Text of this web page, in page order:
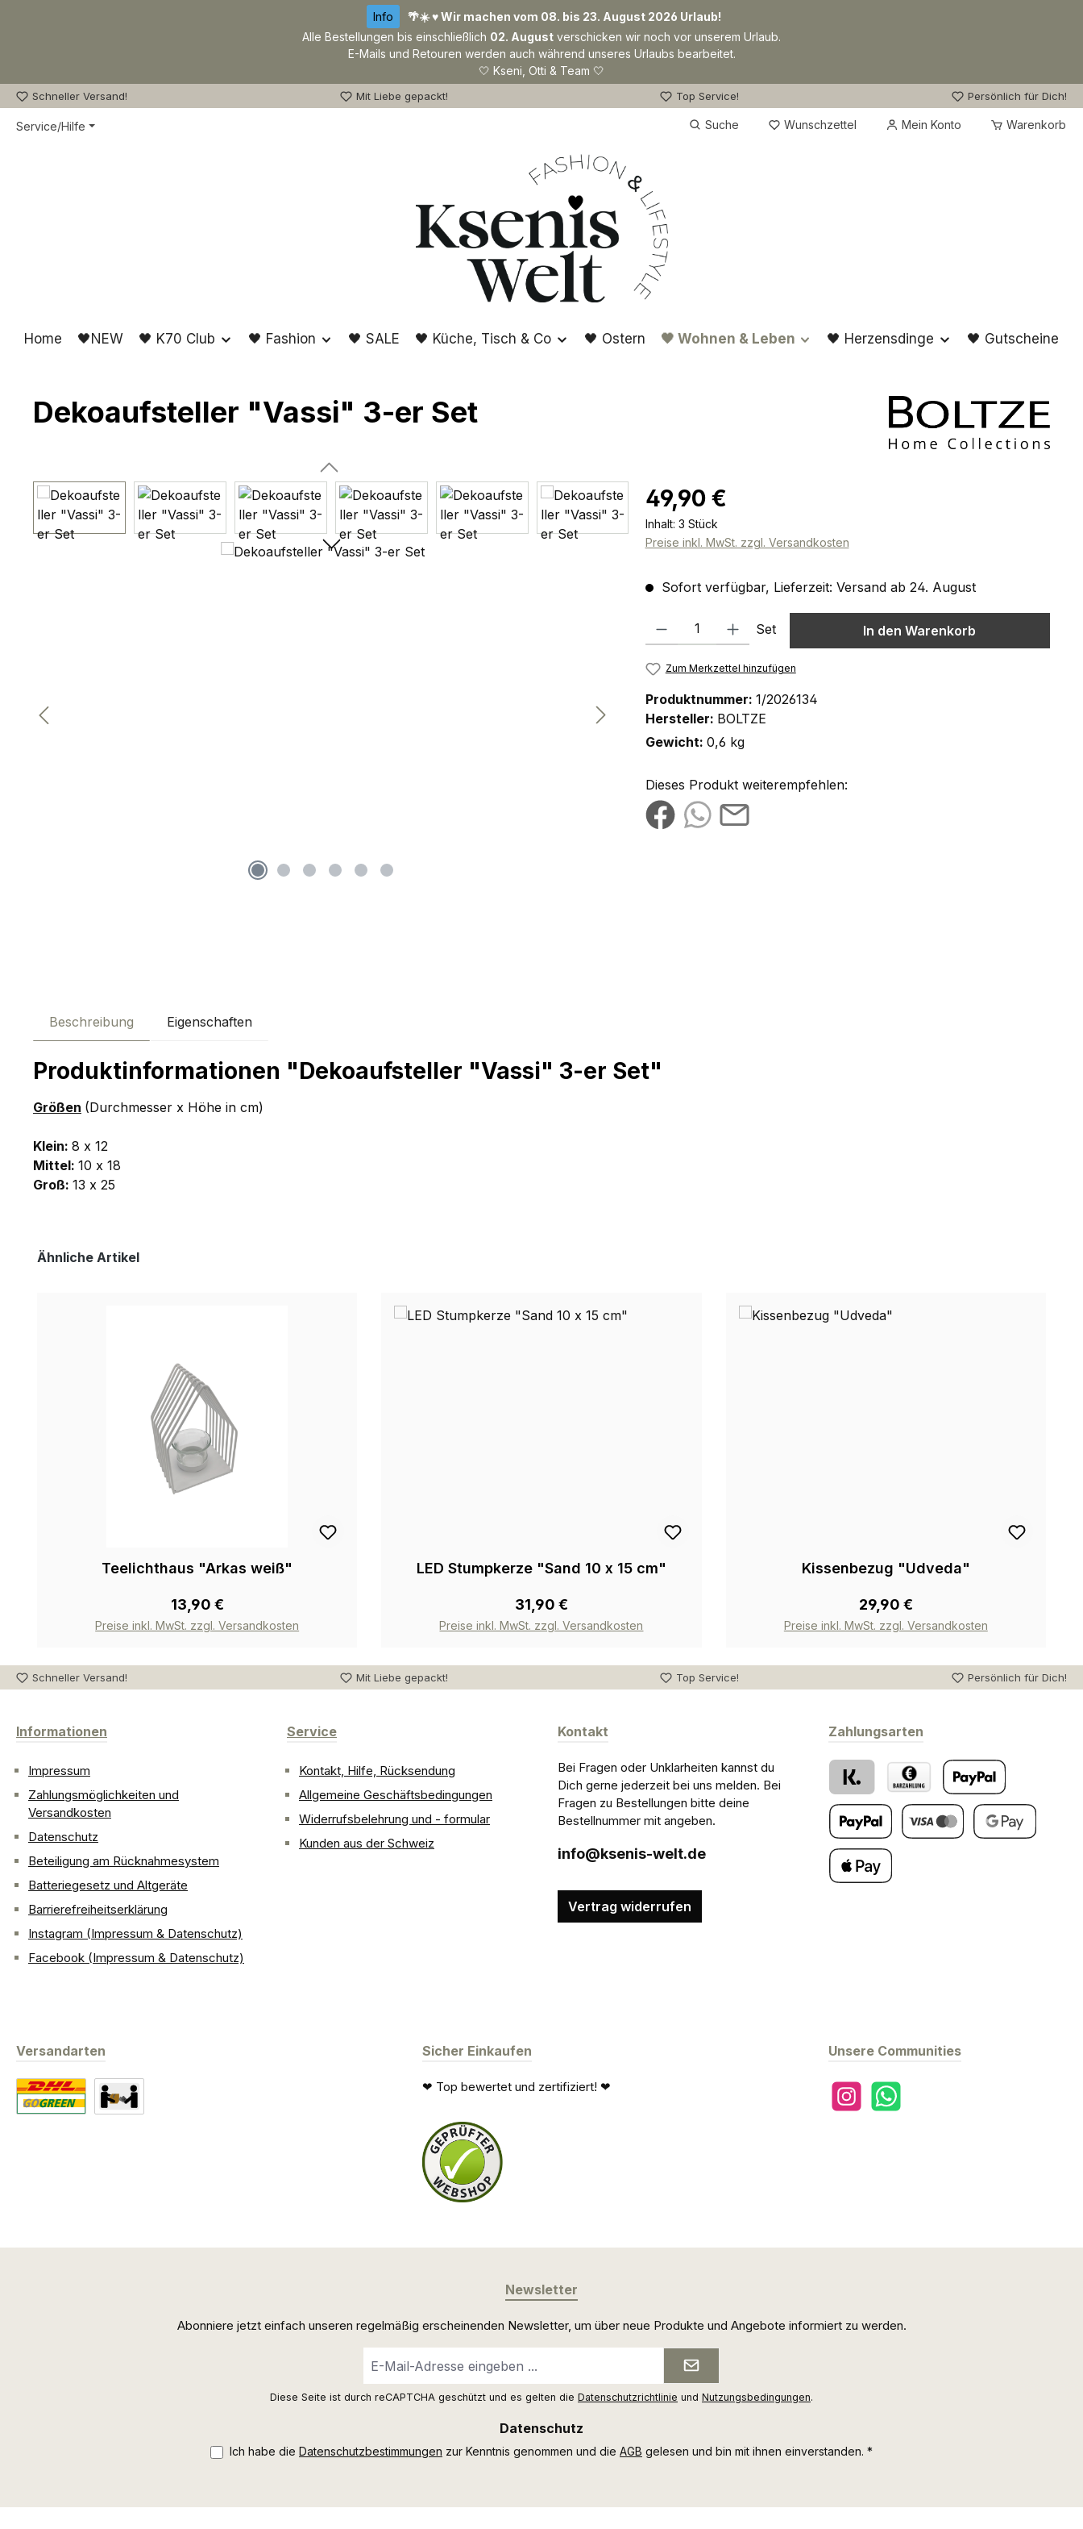
Info
🌴☀️ ♥ Wir machen vom 08. bis 23. August 2026 Urlaub!
Alle Bestellungen bis einschließlich 02. August verschicken wir noch vor unserem Urlaub.
E-Mails und Retouren werden auch während unseres Urlaubs bearbeitet.
🤍 Kseni, Otti & Team 🤍
Schneller Versand! Mit Liebe gepackt! Top Service! Persönlich für Dich!
Service/Hilfe Suche Wunschzettel Du hast 0 Produkte auf dem Merkzettel
Mein Konto Warenkorb
Home 🖤NEW 🖤 K70 Club 🖤 Fashion 🖤 SALE 🖤 Küche, Tisch & Co 🖤 Ostern 🖤 Wohnen & Leben 🖤 Herzensdinge 🖤 Gutscheine
Dekoaufsteller "Vassi" 3-er Set
Bildergalerie überspringen Regulärer Preis:
49,90 €
Inhalt: 3 Stück
Preise inkl. MwSt. zzgl. Versandkosten
Sofort verfügbar, Lieferzeit: Versand ab 24. August
Produkt Anzahl: Gib den gewünschten Wert ein oder benutze die Schaltflächen
Set In den Warenkorb
Zum Merkzettel hinzufügen
Produktnummer: 1/2026134
Hersteller: BOLTZE
Gewicht: 0,6 kg
Dieses Produkt weiterempfehlen:
Beschreibung Eigenschaften
Produktinformationen "Dekoaufsteller "Vassi" 3-er Set"
Größen (Durchmesser x Höhe in cm)
Klein: 8 x 12
Mittel: 10 x 18
Groß: 13 x 25
Produktgalerie überspringen
Ähnliche Artikel
Teelichthaus "Arkas weiß"
13,90 €
Preise inkl. MwSt. zzgl. Versandkosten
LED Stumpkerze "Sand 10 x 15 cm"
31,90 €
Preise inkl. MwSt. zzgl. Versandkosten
Kissenbezug "Udveda"
29,90 €
Preise inkl. MwSt. zzgl. Versandkosten
Schneller Versand! Mit Liebe gepackt! Top Service! Persönlich für Dich!
Informationen
Impressum
Zahlungsmöglichkeiten und
Versandkosten
Datenschutz
Beteiligung am Rücknahmesystem
Batteriegesetz und Altgeräte
Barrierefreiheitserklärung
Instagram (Impressum & Datenschutz)
Facebook (Impressum & Datenschutz)
Service
Kontakt, Hilfe, Rücksendung
Allgemeine Geschäftsbedingungen
Widerrufsbelehrung und - formular
Kunden aus der Schweiz
Kontakt
Bei Fragen oder Unklarheiten kannst du
Dich gerne jederzeit bei uns melden. Bei
Fragen zu Bestellungen bitte deine
Bestellnummer mit angeben.
info@ksenis-welt.de
Vertrag widerrufen
Unsere Communities
InstagramWhatsApp
Zahlungsarten
PayPal
Später Bezahlen
Klarna Barzahlung bei Abholung
Versandarten Sicher Einkaufen
❤ Top bewertet und zertifiziert! ❤
Newsletter
Abonniere jetzt einfach unseren regelmäßig erscheinenden Newsletter, um über neue Produkte und Angebote informiert zu werden.
Mail-
Diese Seite ist durch reCAPTCHA geschützt und es gelten die Datenschutzrichtlinie und Nutzungsbedingungen.
Datenschutz
Ich habe die Datenschutzbestimmungen zur Kenntnis genommen und die AGB gelesen und bin mit ihnen einverstanden. *